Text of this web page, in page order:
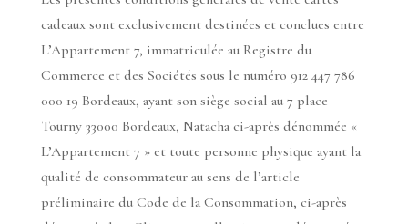
cadeaux sont exclusivement destinées et conclues entre
L’Appartement 7, immatriculée au Registre du
Commerce et des Sociétés sous le numéro 912 447 786
000 19 Bordeaux, ayant son siège social au 7 place
Tourny 33000 Bordeaux, Natacha ci-après dénommée «
L’Appartement 7 » et toute personne physique ayant la
qualité de consommateur au sens de l’article
préliminaire du Code de la Consommation, ci-après